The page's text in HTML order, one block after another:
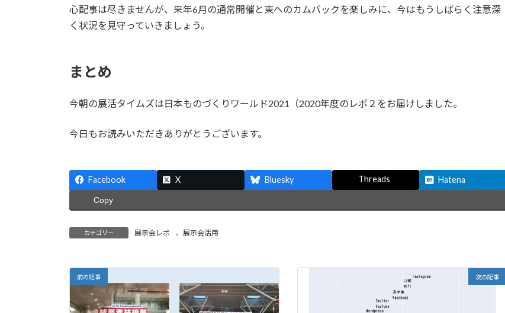
心配事は尽きませんが、来年6月の通常開催と東へのカムバックを楽しみに、今はもうしばらく注意深
く状況を見守っていきましょう。
まとめ
今朝の展活タイムズは日本ものづくりワールド2021（2020年度のレポ２をお届けしました。
今日もお読みいただきありがとうございます。
Facebook X Bluesky Threads Hatena
Copy
カテゴリー 展示会レポ 、 展示会活用
前の記事 次の記事